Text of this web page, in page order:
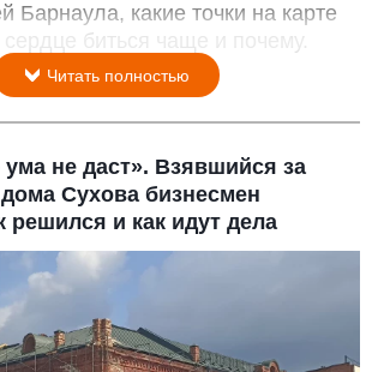
Барнаула, какие точки на карте
биться чаще и почему.
Читать полностью
ума не даст». Взявшийся за
Сухова бизнесмен
решился и как идут дела